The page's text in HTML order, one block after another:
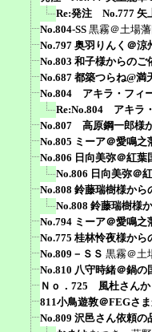
Re:発注 No.777 矢
No.804-SS 黒霧＠土場藩
No.797 奥羽りんく＠
No.803 和子様からのご
No.687 都築つらね@
No.804 アキラ・フィ
Re:No.804 アキラ
No.807 高原鋼一郎様
No.805 ミーア＠愛鳴之
No.806 日向美弥＠紅葉
No.806 日向美弥＠
No.808 鈴藤瑞樹様か
No.808 鈴藤瑞樹様
No.794 ミーア＠愛鳴之
No.775 桂林怜夜様から
No.809－ＳＳ 黒霧＠土
No.810 八守時緒＠鍋の
Ｎｏ．725 風杜さんか
811小鳥遊敦＠FEGさ
No.809 沢邑さん依頼の